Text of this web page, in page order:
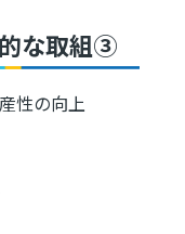
な取組③
性の向上